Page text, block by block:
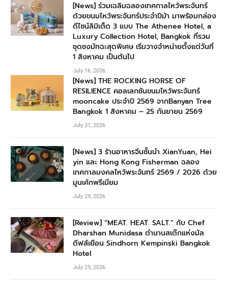
[News] ร่วมเฉลิมฉลองเทศกาลไหว้พระจันทร์
ด้วยขนมไหว้พระจันทร์ประจำปีม้า มาพร้อมกล่อง
ดีไซน์ลิมิเต็ด 3 แบบ The Athenee Hotel, a
Luxury Collection Hotel, Bangkok ที่รวม
ชุดชงมัทฉะสุดพิเศษ เริ่มวางจำหน่ายตั้งแต่วันที่
1 สิงหาคม เป็นต้นไป
July 16, 2026
[News] THE ROCKING HORSE OF
RESILIENCE คอลเลกชันขนมไหว้พระจันทร์
mooncake ประจำปี 2569 จากBanyan Tree
Bangkok 1 สิงหาคม – 25 กันยายน 2569
July 31, 2026
[News] 3 ร้านอาหารจีนชั้นนำ XianYuan, Hei
yin และ Hong Kong Fisherman ฉลอง
เทศกาลมงคลไหว้พระจันทร์ 2569 / 2026 ด้วย
มูนเค้กพรีเมียม
July 29, 2026
[Review] “MEAT. HEAT. SALT.” กับ Chef
Dharshan Munidasa ตำนานสเต๊กแห่งมัล
ดีฟส์เยือน Sindhorn Kempinski Bangkok
Hotel
July 25, 2026